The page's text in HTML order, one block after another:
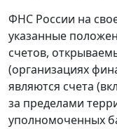
ФНС России на
указанные
счетов,
(организациях
являются счета
за пределами
уполномоченных